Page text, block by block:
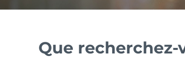
Que recherchez-